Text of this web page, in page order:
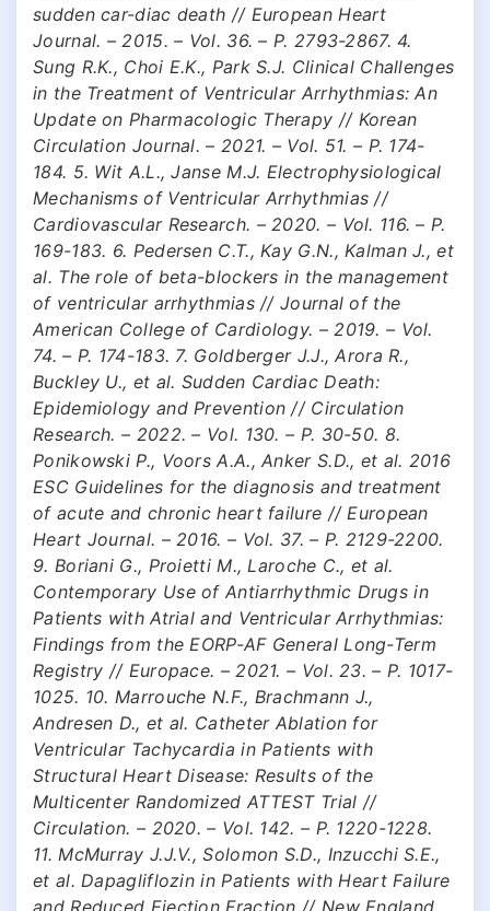
sudden car-diac death // European Heart
Journal. – 2015. – Vol. 36. – P. 2793-2867. 4.
Sung R.K., Choi E.K., Park S.J. Clinical Challenges
in the Treatment of Ventricular Arrhythmias: An
Update on Pharmacologic Therapy // Korean
Circulation Journal. – 2021. – Vol. 51. – P. 174-
184. 5. Wit A.L., Janse M.J. Electrophysiological
Mechanisms of Ventricular Arrhythmias //
Cardiovascular Research. – 2020. – Vol. 116. – P.
169-183. 6. Pedersen C.T., Kay G.N., Kalman J., et
al. The role of beta-blockers in the management
of ventricular arrhythmias // Journal of the
American College of Cardiology. – 2019. – Vol.
74. – P. 174-183. 7. Goldberger J.J., Arora R.,
Buckley U., et al. Sudden Cardiac Death:
Epidemiology and Prevention // Circulation
Research. – 2022. – Vol. 130. – P. 30-50. 8.
Ponikowski P., Voors A.A., Anker S.D., et al. 2016
ESC Guidelines for the diagnosis and treatment
of acute and chronic heart failure // European
Heart Journal. – 2016. – Vol. 37. – P. 2129-2200.
9. Boriani G., Proietti M., Laroche C., et al.
Contemporary Use of Antiarrhythmic Drugs in
Patients with Atrial and Ventricular Arrhythmias:
Findings from the EORP-AF General Long-Term
Registry // Europace. – 2021. – Vol. 23. – P. 1017-
1025. 10. Marrouche N.F., Brachmann J.,
Andresen D., et al. Catheter Ablation for
Ventricular Tachycardia in Patients with
Structural Heart Disease: Results of the
Multicenter Randomized ATTEST Trial //
Circulation. – 2020. – Vol. 142. – P. 1220-1228.
11. McMurray J.J.V., Solomon S.D., Inzucchi S.E.,
et al. Dapagliflozin in Patients with Heart Failure
and Reduced Ejection Fraction // New England